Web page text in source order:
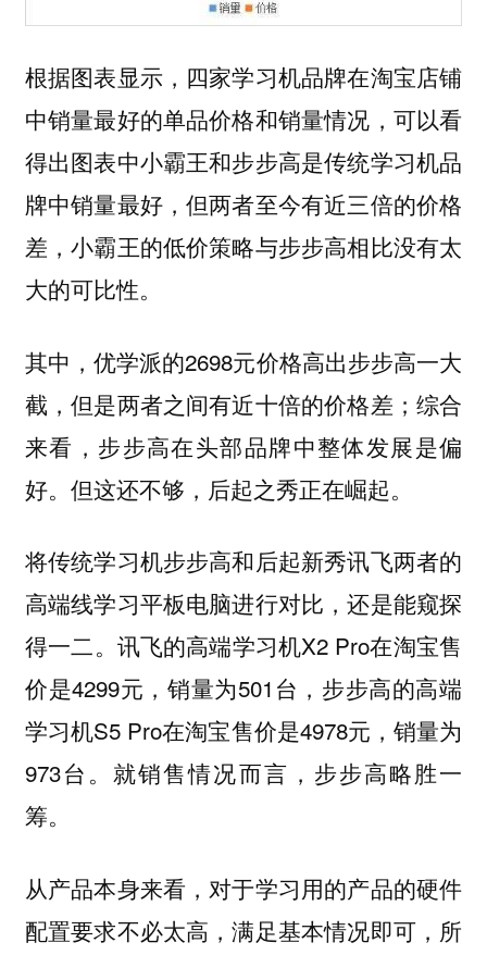
根据图表显示，四家学习机品牌在淘宝店铺
中销量最好的单品价格和销量情况，可以看
得出图表中小霸王和步步高是传统学习机品
牌中销量最好，但两者至今有近三倍的价格
差，小霸王的低价策略与步步高相比没有太
大的可比性。
其中，优学派的2698元价格高出步步高一大
截，但是两者之间有近十倍的价格差；综合
来看，步步高在头部品牌中整体发展是偏
好。但这还不够，后起之秀正在崛起。
将传统学习机步步高和后起新秀讯飞两者的
高端线学习平板电脑进行对比，还是能窥探
得一二。讯飞的高端学习机X2 Pro在淘宝售
价是4299元，销量为501台，步步高的高端
学习机S5 Pro在淘宝售价是4978元，销量为
973台。就销售情况而言，步步高略胜一
筹。
从产品本身来看，对于学习用的产品的硬件
配置要求不必太高，满足基本情况即可，所